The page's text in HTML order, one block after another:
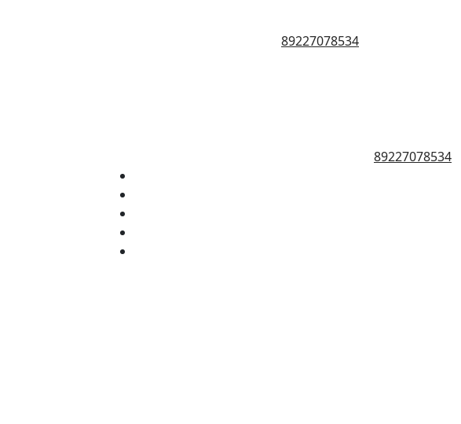
89227078534
89227078534